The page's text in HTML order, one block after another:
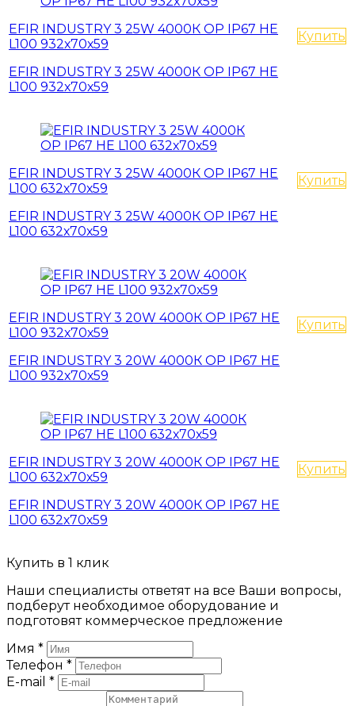
EFIR INDUSTRY 3 25W 4000К OP IP67 HE
L100 932х70х59
EFIR INDUSTRY 3 25W 4000К OP IP67 HE
L100 932х70х59
Купить
EFIR INDUSTRY 3 25W 4000К OP IP67 HE
L100 632х70х59
EFIR INDUSTRY 3 25W 4000К OP IP67 HE
L100 632х70х59
Купить
EFIR INDUSTRY 3 20W 4000К OP IP67 HE
L100 932х70х59
EFIR INDUSTRY 3 20W 4000К OP IP67 HE
L100 932х70х59
Купить
EFIR INDUSTRY 3 20W 4000К OP IP67 HE
L100 632х70х59
EFIR INDUSTRY 3 20W 4000К OP IP67 HE
L100 632х70х59
Купить
Купить в 1 клик
Наши специалисты ответят на все Ваши вопросы,
подберут необходимое оборудование и
подготовят коммерческое предложение
Имя *
Телефон *
E-mail *